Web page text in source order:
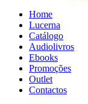
Home
Lucerna
Catálogo
Audiolivros
Ebooks
Promoções
Outlet
Contactos